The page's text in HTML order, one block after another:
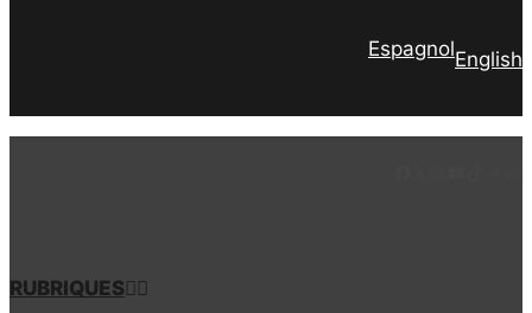
EspagnolEnglish
RUBRIQUES